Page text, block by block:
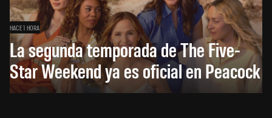
HACE 1 HORA
La segunda temporada de The Five-
Star Weekend ya es oficial en Peacock